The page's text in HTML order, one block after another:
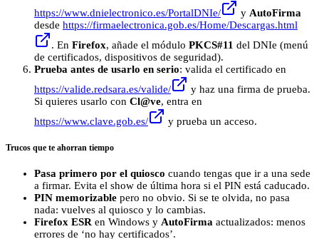
https://www.dnielectronico.es/PortalDNIe/
y AutoFirma
desde https://firmaelectronica.gob.es/Home/Descargas.html
. En Firefox, añade el módulo PKCS#11 del DNIe (menú
de certificados, dispositivos de seguridad).
Prueba antes de usarlo en serio: valida el certificado en
https://valide.redsara.es/valide/
y haz una firma de prueba.
Si quieres usarlo con Cl@ve, entra en
https://www.clave.gob.es/
y prueba un acceso.
Trucos que te ahorran tiempo
Pasa primero por el quiosco cuando tengas que ir a una sede
a firmar. Evita el show de última hora si el PIN está caducado.
PIN memorizable pero no obvio. Si se te olvida, no pasa
nada: vuelves al quiosco y lo cambias.
Firefox ESR en Windows y AutoFirma actualizados: menos
errores de ‘no hay certificados’.